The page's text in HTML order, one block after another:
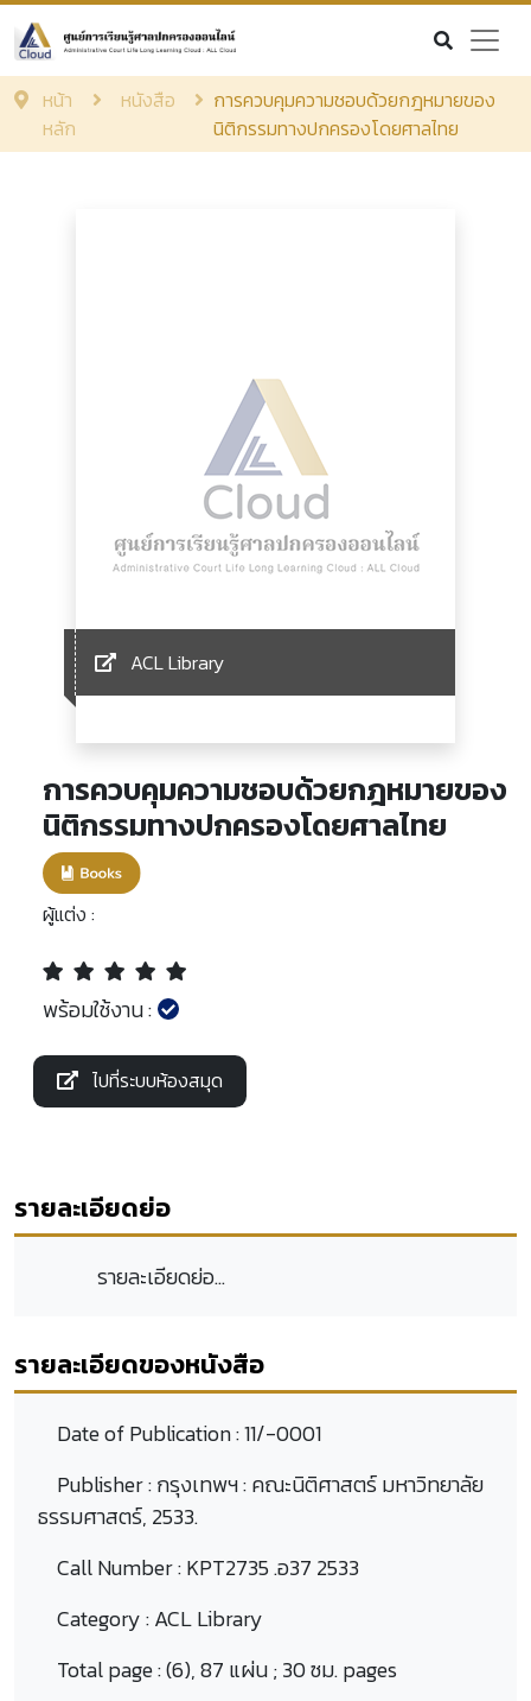
หน้า
หลัก
หนังสือ
การควบคุมความชอบด้วยกฎหมายของ
นิติกรรมทางปกครองโดยศาลไทย
ACL Library
การควบคุมความชอบด้วยกฎหมายของ
นิติกรรมทางปกครองโดยศาลไทย
ผู้แต่ง :
พร้อมใช้งาน :
ไปที่ระบบห้องสมุด
รายละเอียดย่อ
รายละเอียดย่อ...
รายละเอียดของหนังสือ
Date of Publication :11/-0001
Publisher :กรุงเทพฯ : คณะนิติศาสตร์ มหาวิทยาลัย
ธรรมศาสตร์, 2533.
Call Number :KPT2735 .อ37 2533
Category :ACL Library
Total page :(6), 87 แผ่น ; 30 ซม. pages